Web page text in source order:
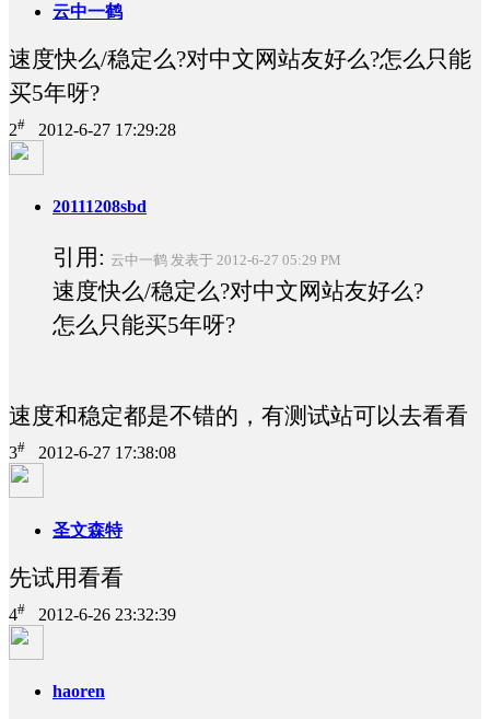
云中一鹤
速度快么/稳定么?对中文网站友好么?怎么只能
买5年呀?
2# 2012-6-27 17:29:28
20111208sbd
引用: 云中一鹤 发表于 2012-6-27 05:29 PM
速度快么/稳定么?对中文网站友好么?
怎么只能买5年呀?
速度和稳定都是不错的，有测试站可以去看看
3# 2012-6-27 17:38:08
圣文森特
先试用看看
4# 2012-6-26 23:32:39
haoren